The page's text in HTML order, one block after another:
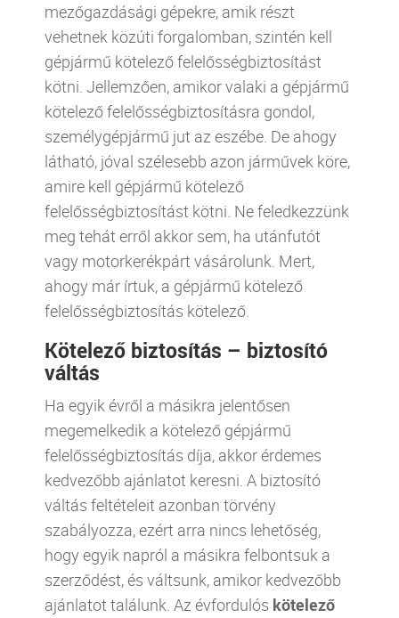
mezőgazdásági gépekre, amik részt
vehetnek közúti forgalomban, szintén kell
gépjármű kötelező felelősségbiztosítást
kötni. Jellemzően, amikor valaki a gépjármű
kötelező felelősségbiztosításra gondol,
személygépjármű jut az eszébe. De ahogy
látható, jóval szélesebb azon járművek köre,
amire kell gépjármű kötelező
felelősségbiztosítást kötni. Ne feledkezzünk
meg tehát erről akkor sem, ha utánfutót
vagy motorkerékpárt vásárolunk. Mert,
ahogy már írtuk, a gépjármű kötelező
felelősségbiztosítás kötelező.
Kötelező biztosítás – biztosító
váltás
Ha egyik évről a másikra jelentősen
megemelkedik a kötelező gépjármű
felelősségbiztosítás díja, akkor érdemes
kedvezőbb ajánlatot keresni. A biztosító
váltás feltételeit azonban törvény
szabályozza, ezért arra nincs lehetőség,
hogy egyik napról a másikra felbontsuk a
szerződést, és váltsunk, amikor kedvezőbb
ajánlatot találunk. Az évfordulós kötelező